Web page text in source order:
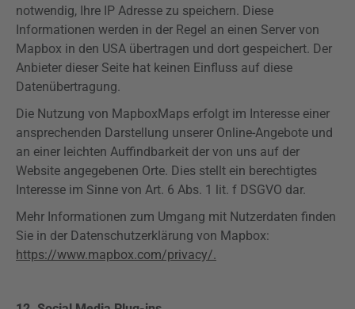
notwendig, Ihre IP Adresse zu speichern. Diese
Informationen werden in der Regel an einen Server von
Mapbox in den USA übertragen und dort gespeichert. Der
Anbieter dieser Seite hat keinen Einfluss auf diese
Datenübertragung.
Die Nutzung von MapboxMaps erfolgt im Interesse einer
ansprechenden Darstellung unserer Online-Angebote und
an einer leichten Auffindbarkeit der von uns auf der
Website angegebenen Orte. Dies stellt ein berechtigtes
Interesse im Sinne von Art. 6 Abs. 1 lit. f DSGVO dar.
Mehr Informationen zum Umgang mit Nutzerdaten finden
Sie in der Datenschutzerklärung von Mapbox:
https://www.mapbox.com/privacy/.